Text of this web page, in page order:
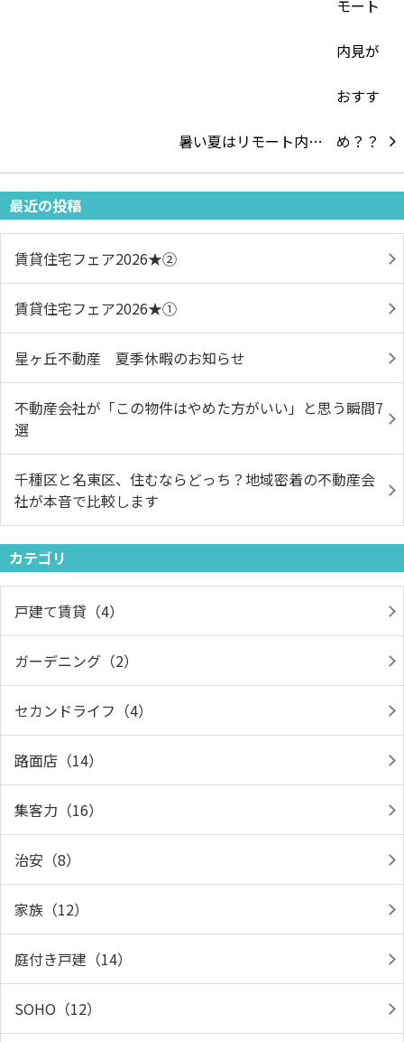
暑い夏はリモート内…
最近の投稿
賃貸住宅フェア2026★➁
賃貸住宅フェア2026★①
星ヶ丘不動産 夏季休暇のお知らせ
不動産会社が「この物件はやめた方がいい」と思う瞬間7
選
千種区と名東区、住むならどっち？地域密着の不動産会
社が本音で比較します
カテゴリ
戸建て賃貸（4）
ガーデニング（2）
セカンドライフ（4）
路面店（14）
集客力（16）
治安（8）
家族（12）
庭付き戸建（14）
SOHO（12）